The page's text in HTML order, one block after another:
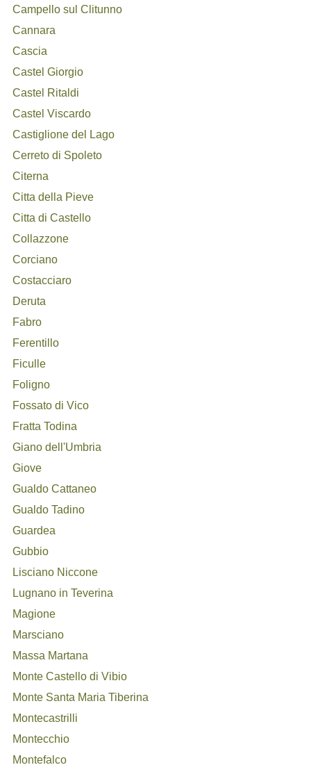
Campello sul Clitunno
Cannara
Cascia
Castel Giorgio
Castel Ritaldi
Castel Viscardo
Castiglione del Lago
Cerreto di Spoleto
Citerna
Citta della Pieve
Citta di Castello
Collazzone
Corciano
Costacciaro
Deruta
Fabro
Ferentillo
Ficulle
Foligno
Fossato di Vico
Fratta Todina
Giano dell'Umbria
Giove
Gualdo Cattaneo
Gualdo Tadino
Guardea
Gubbio
Lisciano Niccone
Lugnano in Teverina
Magione
Marsciano
Massa Martana
Monte Castello di Vibio
Monte Santa Maria Tiberina
Montecastrilli
Montecchio
Montefalco